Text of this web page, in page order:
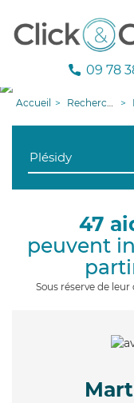
09 78
Accueil Recherche aide à domicile
47
peuvent
Sous réserve de